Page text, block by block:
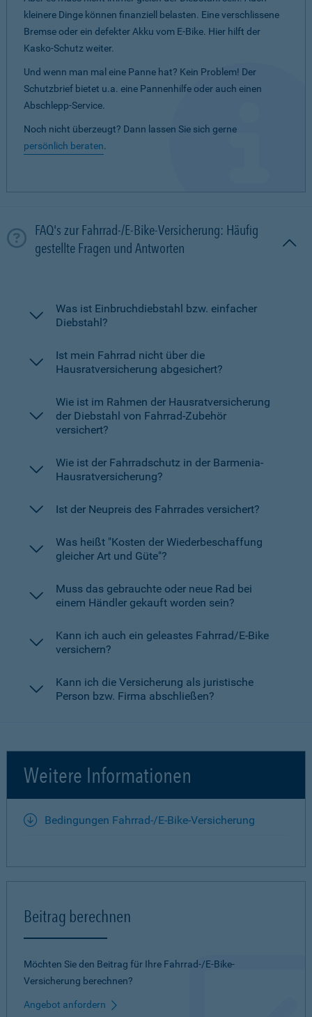
kleinere Dinge können finanziell belasten. Eine verschlissene
Bremse oder ein defekter Akku vom E-Bike. Hier hilft der
Kasko-Schutz weiter.
Und wenn man mal eine Panne hat? Kein Problem! Der
Schutzbrief bietet u.a. eine Pannenhilfe oder auch einen
Abschlepp-Service.
Noch nicht überzeugt? Dann lassen Sie sich gerne
persönlich beraten.
FAQ's zur Fahrrad-/E-Bike-Versicherung: Häufig
gestellte Fragen und Antworten
Was ist Einbruchdiebstahl bzw. einfacher
Diebstahl?
Ist mein Fahrrad nicht über die
Hausratversicherung abgesichert?
Wie ist im Rahmen der Hausratversicherung
der Diebstahl von Fahrrad-Zubehör
versichert?
Wie ist der Fahrradschutz in der Barmenia-
Hausratversicherung?
Ist der Neupreis des Fahrrades versichert?
Was heißt "Kosten der Wiederbeschaffung
gleicher Art und Güte"?
Muss das gebrauchte oder neue Rad bei
einem Händler gekauft worden sein?
Kann ich auch ein geleastes Fahrrad/E-Bike
versichern?
Kann ich die Versicherung als juristische
Person bzw. Firma abschließen?
Weitere Informationen
Bedingungen Fahrrad-/E-Bike-Versicherung
Beitrag berechnen
Möchten Sie den Beitrag für Ihre Fahrrad-/E-Bike-
Versicherung berechnen?
Angebot anfordern